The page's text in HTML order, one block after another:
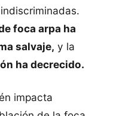
foca arpa ha
salvaje, y la
ha decrecido.
impacta